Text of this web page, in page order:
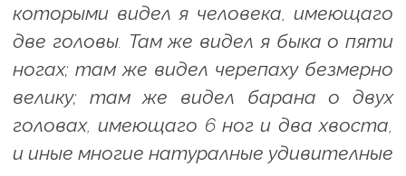
которыми видел я человека, имеющаго
две головы. Там же видел я быка о пяти
ногах; там же видел черепаху безмерно
велику; там же видел барана о двух
головах, имеющаго 6 ног и два хвоста,
и иные многие натуралные удивителные